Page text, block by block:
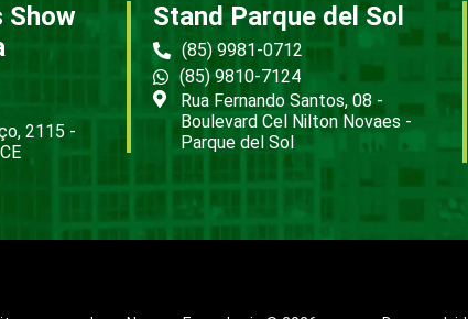
Show
2115 -
Stand Parque del Sol
(85) 9981-0712
(85) 9810-7124
Rua Fernando Santos, 08 -
Boulevard Cel Nilton Novaes -
Parque del Sol